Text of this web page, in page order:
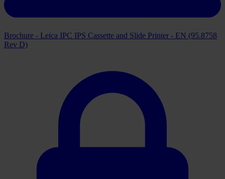
Brochure - Leica IPC IPS Cassette and Slide Printer - EN (95.8758
Rev D)